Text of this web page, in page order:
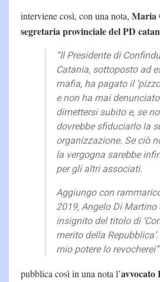
interviene così, con una nota, Maria
segretaria provinciale del PD
“Il Presidente di
Catania, sottoposto ad
mafia, ha pagato il
e non ha mai
dimettersi subito e, se
dovrebbe sfiduciarlo la
organizzazione. Se ciò
la vergogna sarebbe
per gli altri associati.
Aggiungo con
2019, Angelo Di Martino
insignito del titolo di
merito della
mio potere lo revocherei”
pubblica così in una nota l’avvocato